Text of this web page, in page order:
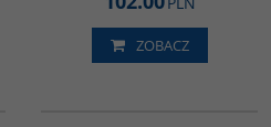
ZOBACZ